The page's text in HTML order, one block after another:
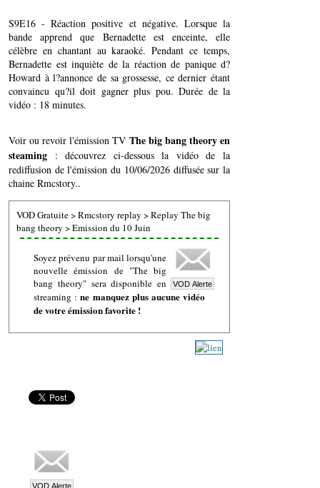
S9E16 - Réaction positive et négative. Lorsque la
bande apprend que Bernadette est enceinte, elle
célèbre en chantant au karaoké. Pendant ce temps,
Bernadette est inquiète de la réaction de panique d?
Howard à l?annonce de sa grossesse, ce dernier étant
convaincu qu?il doit gagner plus pou. Durée de la
vidéo : 18 minutes.
Voir ou revoir l'émission TV The big bang theory en
steaming : découvrez ci-dessous la vidéo de la
rediffusion de l'émission du 10/06/2026 diffusée sur la
chaine Rmcstory..
VOD Gratuite>Rmcstory replay >Replay The big
bang theory >Emission du 10 Juin
Soyez prévenu par mail lorsqu'une
nouvelle émission de "The big
bang theory" sera disponible en
streaming :ne manquez plus aucune vidéo
de votre émission favorite !